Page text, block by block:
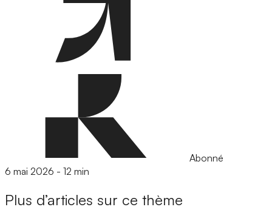
Abonné
6 mai 2026 - 12 min
Plus d’articles sur ce thème